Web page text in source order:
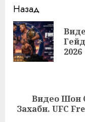
чтение
Назад
2026
Следующая
Видео Шон
Захаби. UFC